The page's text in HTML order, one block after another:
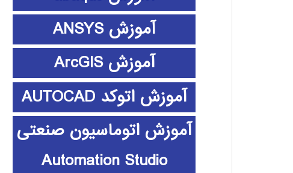
آموزش ANSYS
آموزش ArcGIS
آموزش اتوکد AUTOCAD
آموزش اتوماسیون صنعتی
Automation Studio